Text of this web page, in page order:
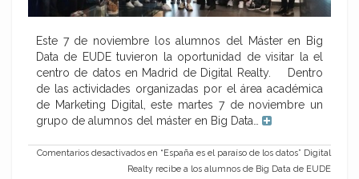
Este 7 de noviembre los alumnos del Máster en Big
Data de EUDE tuvieron la oportunidad de visitar la el
centro de datos en Madrid de Digital Realty. Dentro
de las actividades organizadas por el área académica
de Marketing Digital, este martes 7 de noviembre un
grupo de alumnos del máster en Big Data…
Comentarios desactivados en “España es el paraíso de los datos” Digital
Realty recibe a los alumnos de Big Data de EUDE